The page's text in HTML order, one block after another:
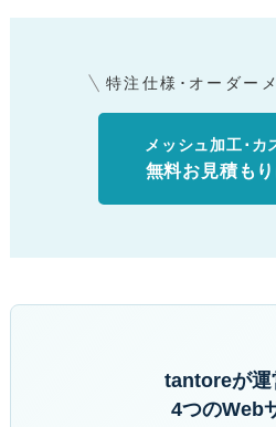
メッシュ加工･カ
無料お見積も
特注仕様･オーダー
tantoreが運
4つのWeb